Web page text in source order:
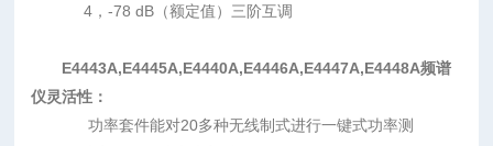
4，-78 dB（额定值）三阶互调
E4443A,E4445A,E4440A,E4446A,E4447A,E4448A频谱
仪灵活性：
功率套件能对20多种无线制式进行一键式功率测